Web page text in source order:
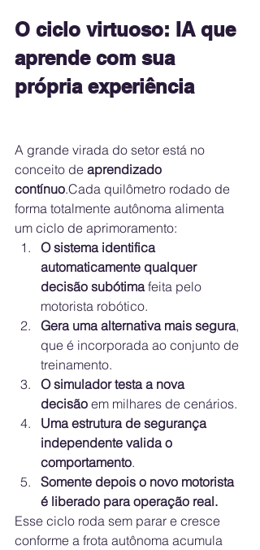
O ciclo virtuoso: IA que
aprende com sua
própria experiência
A grande virada do setor está no
conceito de aprendizado
contínuo.Cada quilômetro rodado de
forma totalmente autônoma alimenta
um ciclo de aprimoramento:
O sistema identifica
automaticamente qualquer
decisão subótima feita pelo
motorista robótico.
Gera uma alternativa mais segura,
que é incorporada ao conjunto de
treinamento.
O simulador testa a nova
decisão em milhares de cenários.
Uma estrutura de segurança
independente valida o
comportamento.
Somente depois o novo motorista
é liberado para operação real.
Esse ciclo roda sem parar e cresce
conforme a frota autônoma acumula